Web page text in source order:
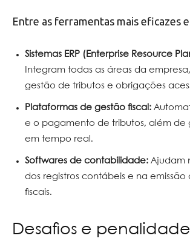
Entre as ferramentas mais eficazes
Sistemas ERP (Enterprise Resource
Integram todas as áreas da
gestão de tributos e obrigações
Plataformas de gestão fiscal:
e o pagamento de tributos, além de
em tempo real.
Softwares de contabilidade: Ajudam
dos registros contábeis e na
fiscais.
Desafios e